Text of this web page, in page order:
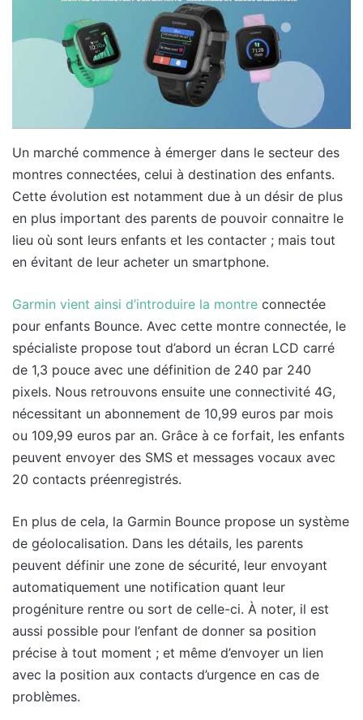
Un marché commence à émerger dans le secteur des
montres connectées, celui à destination des enfants.
Cette évolution est notamment due à un désir de plus
en plus important des parents de pouvoir connaitre le
lieu où sont leurs enfants et les contacter ; mais tout
en évitant de leur acheter un smartphone.
Garmin vient ainsi d’introduire la montre connectée
pour enfants Bounce. Avec cette montre connectée, le
spécialiste propose tout d’abord un écran LCD carré
de 1,3 pouce avec une définition de 240 par 240
pixels. Nous retrouvons ensuite une connectivité 4G,
nécessitant un abonnement de 10,99 euros par mois
ou 109,99 euros par an. Grâce à ce forfait, les enfants
peuvent envoyer des SMS et messages vocaux avec
20 contacts préenregistrés.
En plus de cela, la Garmin Bounce propose un système
de géolocalisation. Dans les détails, les parents
peuvent définir une zone de sécurité, leur envoyant
automatiquement une notification quant leur
progéniture rentre ou sort de celle-ci. À noter, il est
aussi possible pour l’enfant de donner sa position
précise à tout moment ; et même d’envoyer un lien
avec la position aux contacts d’urgence en cas de
problèmes.